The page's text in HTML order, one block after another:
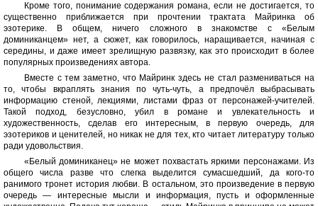
Кроме того, понимание содержания романа, если не достигается, то
существенно приближается при прочтении трактата Майринка об
эзотерике. В общем, ничего сложного в знакомстве с «Белым
доминиканцем» нет, а сюжет, как говорилось, наращивается, начиная с
середины, и даже имеет зрелищную развязку, как это происходит в более
популярных произведениях автора.
Вместе с тем заметно, что Майринк здесь не стал размениваться на
то, чтобы вкраплять знания по чуть-чуть, а предпочёл выбрасывать
информацию стеной, лекциями, листами фраз от персонажей-учителей.
Такой подход, безусловно, убил в романе и увлекательность и
художественность, сделав его интересным, в первую очередь, для
эзотериков и ценителей, но никак не для тех, кто читает литературу только
ради удовольствия.
«Белый доминиканец» не может похвастать яркими персонажами. Из
общего числа разве что слегка выделится сумасшедший, да кого-то
ранимого тронет история любви. В остальном, это произведение в первую
очередь — интересные мысли и информация, пусть и оформленные